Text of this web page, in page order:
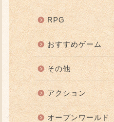
RPG
おすすめゲーム
その他
アクション
オープンワールド